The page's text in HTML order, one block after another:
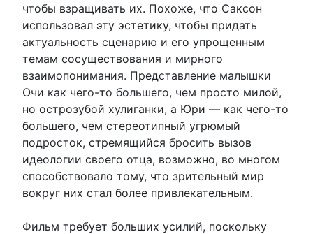
чтобы взращивать их. Похоже, что Саксон
использовал эту эстетику, чтобы придать
актуальность сценарию и его упрощенным
темам сосуществования и мирного
взаимопонимания. Представление малышки
Очи как чего-то большего, чем просто милой,
но острозубой хулиганки, а Юри — как чего-то
большего, чем стереотипный угрюмый
подросток, стремящийся бросить вызов
идеологии своего отца, возможно, во многом
способствовало тому, что зрительный мир
вокруг них стал более привлекательным.
Фильм требует больших усилий, поскольку